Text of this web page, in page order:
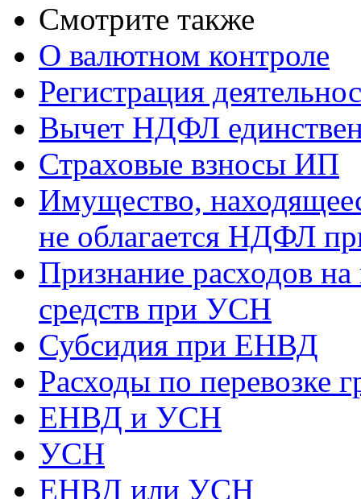
Смотрите также
О валютном контроле
Регистрация
Вычет НДФЛ
Страховые взносы ИП
Имущество,
не облагается НДФЛ
Признание расходов
средств при УСН
Субсидия при ЕНВД
Расходы по перевозке
ЕНВД и УСН
УСН
ЕНВД или УСН